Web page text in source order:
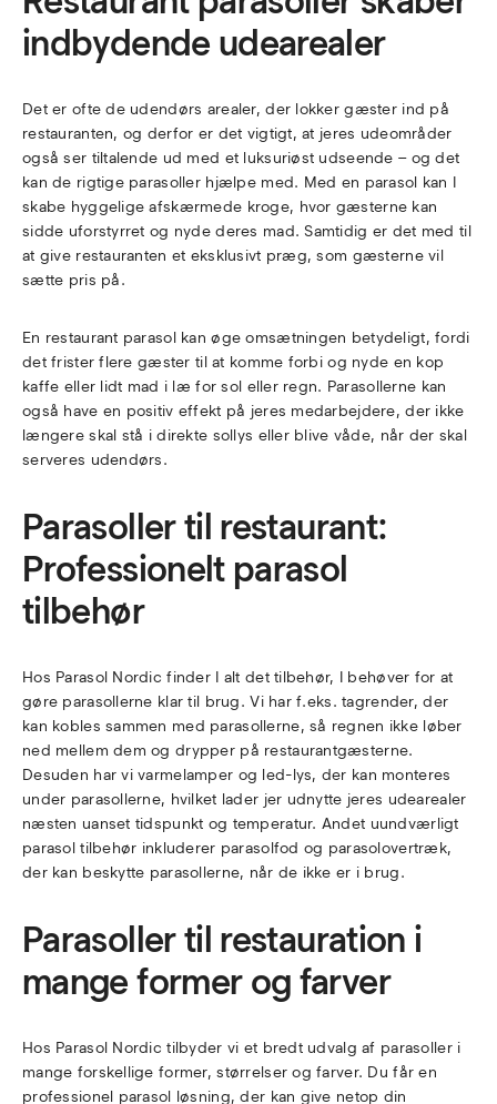
indbydende udearealer
Det er ofte de udendørs arealer, der lokker gæster ind på
restauranten, og derfor er det vigtigt, at jeres udeområder
også ser tiltalende ud med et luksuriøst udseende – og det
kan de rigtige parasoller hjælpe med. Med en parasol kan I
skabe hyggelige afskærmede kroge, hvor gæsterne kan
sidde uforstyrret og nyde deres mad. Samtidig er det med til
at give restauranten et eksklusivt præg, som gæsterne vil
sætte pris på.
En restaurant parasol kan øge omsætningen betydeligt, fordi
det frister flere gæster til at komme forbi og nyde en kop
kaffe eller lidt mad i læ for sol eller regn. Parasollerne kan
også have en positiv effekt på jeres medarbejdere, der ikke
længere skal stå i direkte sollys eller blive våde, når der skal
serveres udendørs.
Parasoller til restaurant:
Professionelt parasol
tilbehør
Hos Parasol Nordic finder I alt det tilbehør, I behøver for at
gøre parasollerne klar til brug. Vi har f.eks. tagrender, der
kan kobles sammen med parasollerne, så regnen ikke løber
ned mellem dem og drypper på restaurantgæsterne.
Desuden har vi varmelamper og led-lys, der kan monteres
under parasollerne, hvilket lader jer udnytte jeres udearealer
næsten uanset tidspunkt og temperatur. Andet uundværligt
parasol tilbehør inkluderer parasolfod og parasolovertræk,
der kan beskytte parasollerne, når de ikke er i brug.
Parasoller til restauration i
mange former og farver
Hos Parasol Nordic tilbyder vi et bredt udvalg af parasoller i
mange forskellige former, størrelser og farver. Du får en
professionel parasol løsning, der kan give netop din